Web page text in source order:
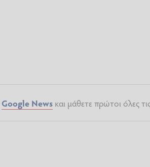
Google Newsκαι μάθετε πρώτοι όλες